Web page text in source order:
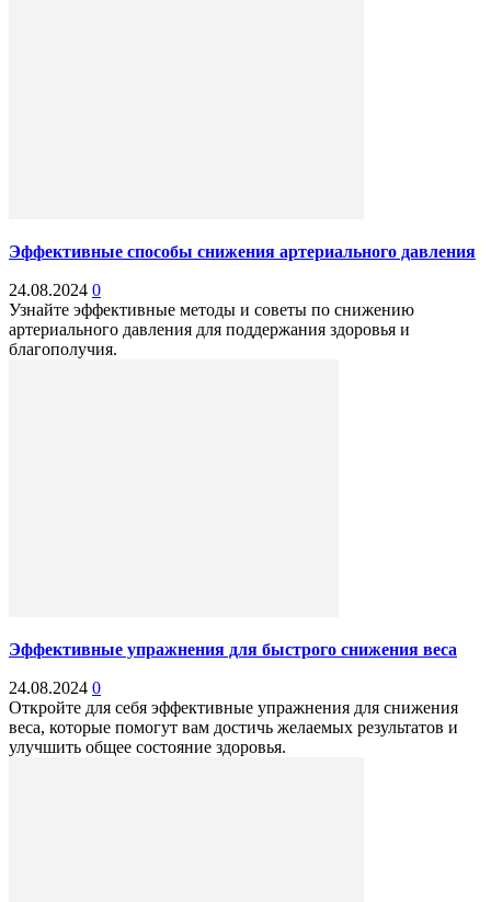
Эффективные способы снижения артериального давления
24.08.2024 0
Узнайте эффективные методы и советы по снижению
артериального давления для поддержания здоровья и
благополучия.
Эффективные упражнения для быстрого снижения веса
24.08.2024 0
Откройте для себя эффективные упражнения для снижения
веса, которые помогут вам достичь желаемых результатов и
улучшить общее состояние здоровья.